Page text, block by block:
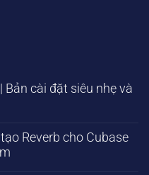
Bản cài đặt siêu nhẹ và
Reverb cho Cubase